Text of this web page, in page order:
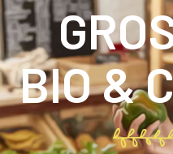
BIO &